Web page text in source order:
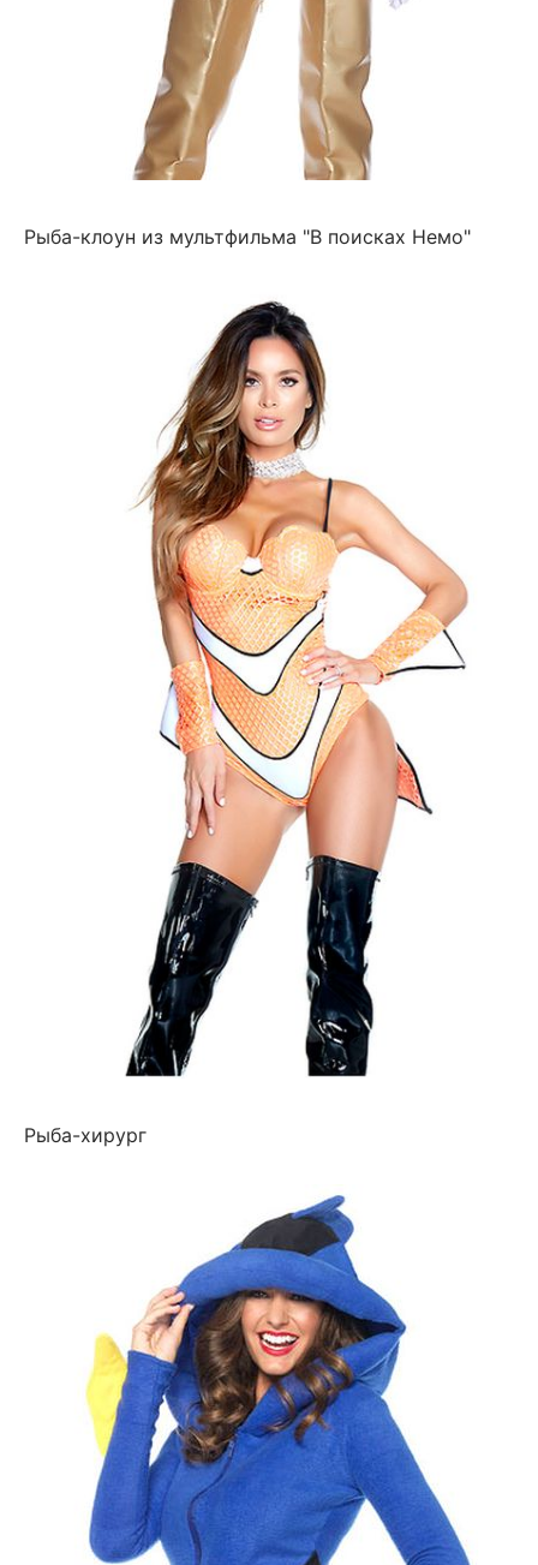
Рыба-клоун из мультфильма "В поисках Немо"
Рыба-хирург